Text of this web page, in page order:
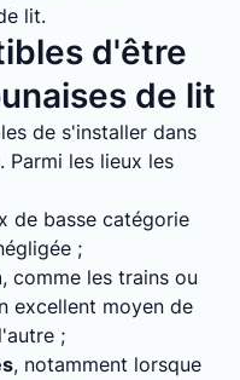
lit.
d'être
de lit
de s'installer dans
les lieux les
de basse catégorie
;
, comme les trains ou
excellent moyen de
;
, notamment lorsque